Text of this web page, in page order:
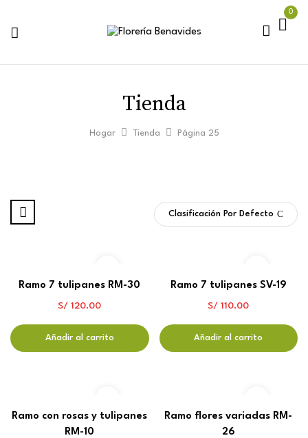
0
Tienda
Hogar Tienda Página 25
Clasificación Por Defecto
Ramo 7 tulipanes RM-30
S/ 120.00
Añadir al carrito
Ramo 7 tulipanes SV-19
S/ 110.00
Añadir al carrito
Ramo con rosas y tulipanes
RM-10
Ramo flores variadas RM-
26